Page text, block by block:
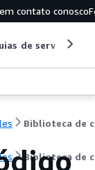
contato conosco
de serviço
Biblioteca de